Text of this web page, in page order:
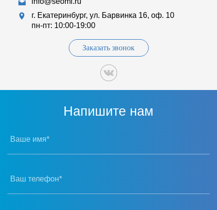
г. Екатеринбург, ул. Барвинка 16, оф. 10
пн-пт: 10:00-19:00
Заказать звонок
Напишите нам
Ваше имя*
Ваш телефон*